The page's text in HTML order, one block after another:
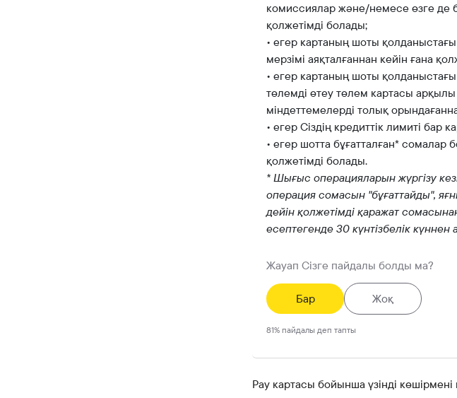
комиссиялар және/немесе өзге де
қолжетімді болады;
• егер картаның шоты
мерзімі аяқталғаннан кейін ғана
• егер картаның шоты
төлемді өтеу төлем картасы
міндеттемелерді толық
• егер Сіздің кредиттік лимиті
• егер шотта бұғатталған* сомалар
қолжетімді болады.
* Шығыс операцияларын жүргізу
операция сомасын "бұғаттайды",
дейін қолжетімді қаражат
есептегенде 30 күнтізбелік күннен
Жауап Сізге пайдалы болды ма?
Бар Жоқ
81% пайдалы деп тапты
Pay картасы бойынша үзінді